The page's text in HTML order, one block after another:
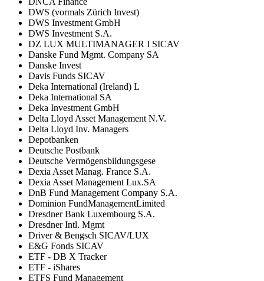
DWS (vormals Zürich Invest)
DWS Investment GmbH
DWS Investment S.A.
DZ LUX MULTIMANAGER I SICAV
Danske Fund Mgmt. Company SA
Danske Invest
Davis Funds SICAV
Deka International (Ireland) L
Deka International SA
Deka Investment GmbH
Delta Lloyd Asset Management N.V.
Delta Lloyd Inv. Managers
Depotbanken
Deutsche Postbank
Deutsche Vermögensbildungsgese
Dexia Asset Manag. France S.A.
Dexia Asset Management Lux.SA
DnB Fund Management Company S.A.
Dominion FundManagementLimited
Dresdner Bank Luxembourg S.A.
Dresdner Intl. Mgmt
Driver & Bengsch SICAV/LUX
E&G Fonds SICAV
ETF - DB X Tracker
ETF - iShares
ETFS Fund Management